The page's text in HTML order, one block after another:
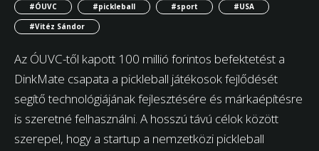
#ÓUVC
#pickleball #sport
#USA
#Vitéz Sándor
Az ÓUVC-től kapott 100 millió forintos befektetést a
DinkMate csapata a pickleball játékosok fejlődését
segítő technológiájának fejlesztésére és márkaépítésre
is szeretné felhasználni. A hosszú távú célok között
szerepel, hogy a startup a nemzetközi pickleball